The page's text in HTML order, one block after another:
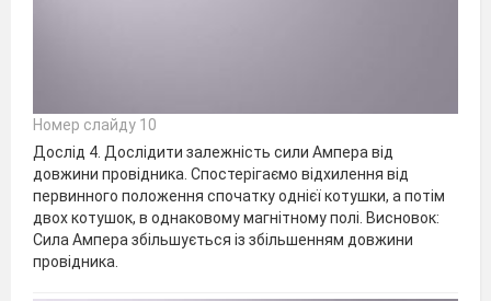
Номер слайду 10
Дослід 4. Дослідити залежність сили Ампера від
довжини провідника. Спостерігаємо відхилення від
первинного положення спочатку однієї котушки, а потім
двох котушок, в однаковому магнітному полі. Висновок:
Сила Ампера збільшується із збільшенням довжини
провідника.